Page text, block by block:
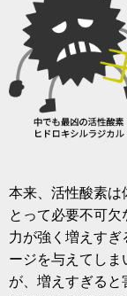
本来、活性酸素は
とって必要不可
力が強く増えすぎ
ージを与えてしま
が、増えすぎると